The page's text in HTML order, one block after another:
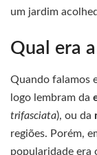
um jardim
Qual era
Quando falamos
logo lembram da
trifasciata), ou da
regiões. Porém,
popularidade era